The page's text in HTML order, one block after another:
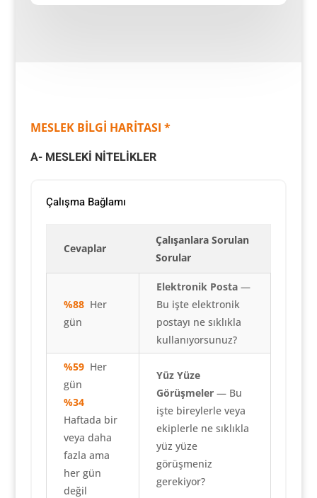
MESLEK BİLGİ HARİTASI *
A- MESLEKİ NİTELİKLER
Çalışma Bağlamı
Cevaplar
Çalışanlara Sorulan
Sorular
%88Her
gün
Elektronik Posta—
Bu işte elektronik
postayı ne sıklıkla
kullanıyorsunuz?
%59Her
gün
%34
Haftada bir
veya daha
fazla ama
her gün
değil
Yüz Yüze
Görüşmeler— Bu
işte bireylerle veya
ekiplerle ne sıklıkla
yüz yüze
görüşmeniz
gerekiyor?